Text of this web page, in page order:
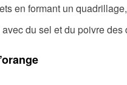
en formant un
du sel et du poivre des